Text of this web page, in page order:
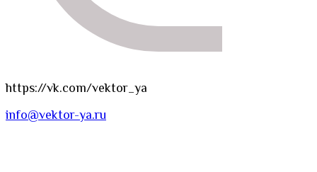
https://vk.com/vektor_ya
info@vektor-ya.ru